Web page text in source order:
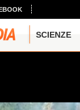
SCIENZE